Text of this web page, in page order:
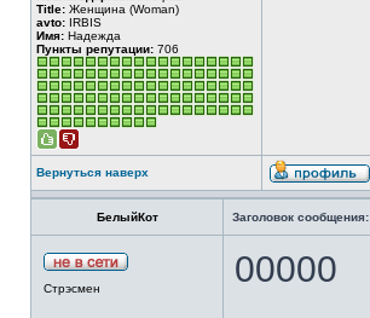
Title: Женщина (Woman)
avto: IRBIS
Имя: Надежда
Пункты репутации: 706
Вернуться наверх
БелыйКот Заголовок сообщения:
Стрэсмен 00000